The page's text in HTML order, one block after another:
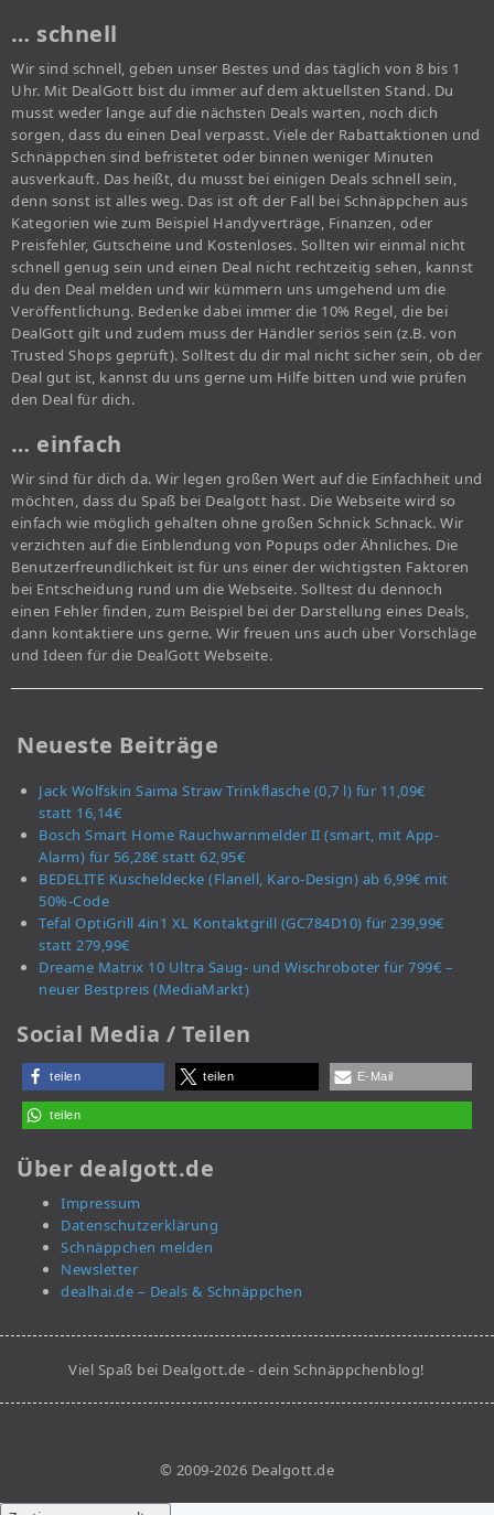
… schnell
Wir sind schnell, geben unser Bestes und das täglich von 8 bis 1
Uhr. Mit DealGott bist du immer auf dem aktuellsten Stand. Du
musst weder lange auf die nächsten Deals warten, noch dich
sorgen, dass du einen Deal verpasst. Viele der Rabattaktionen und
Schnäppchen sind befristetet oder binnen weniger Minuten
ausverkauft. Das heißt, du musst bei einigen Deals schnell sein,
denn sonst ist alles weg. Das ist oft der Fall bei Schnäppchen aus
Kategorien wie zum Beispiel Handyverträge, Finanzen, oder
Preisfehler, Gutscheine und Kostenloses. Sollten wir einmal nicht
schnell genug sein und einen Deal nicht rechtzeitig sehen, kannst
du den Deal melden und wir kümmern uns umgehend um die
Veröffentlichung. Bedenke dabei immer die 10% Regel, die bei
DealGott gilt und zudem muss der Händler seriös sein (z.B. von
Trusted Shops geprüft). Solltest du dir mal nicht sicher sein, ob der
Deal gut ist, kannst du uns gerne um Hilfe bitten und wie prüfen
den Deal für dich.
… einfach
Wir sind für dich da. Wir legen großen Wert auf die Einfachheit und
möchten, dass du Spaß bei Dealgott hast. Die Webseite wird so
einfach wie möglich gehalten ohne großen Schnick Schnack. Wir
verzichten auf die Einblendung von Popups oder Ähnliches. Die
Benutzerfreundlichkeit ist für uns einer der wichtigsten Faktoren
bei Entscheidung rund um die Webseite. Solltest du dennoch
einen Fehler finden, zum Beispiel bei der Darstellung eines Deals,
dann kontaktiere uns gerne. Wir freuen uns auch über Vorschläge
und Ideen für die DealGott Webseite.
Neueste Beiträge
Jack Wolfskin Saima Straw Trinkflasche (0,7 l) für 11,09€
statt 16,14€
Bosch Smart Home Rauchwarnmelder II (smart, mit App-
Alarm) für 56,28€ statt 62,95€
BEDELITE Kuscheldecke (Flanell, Karo-Design) ab 6,99€ mit
50%-Code
Tefal OptiGrill 4in1 XL Kontaktgrill (GC784D10) für 239,99€
statt 279,99€
Dreame Matrix 10 Ultra Saug- und Wischroboter für 799€ –
neuer Bestpreis (MediaMarkt)
Social Media / Teilen
teilen teilen E-Mail
teilen
Über dealgott.de
Impressum
Datenschutzerklärung
Schnäppchen melden
Newsletter
dealhai.de – Deals & Schnäppchen
Viel Spaß bei Dealgott.de - dein Schnäppchenblog!
© 2009-2026 Dealgott.de